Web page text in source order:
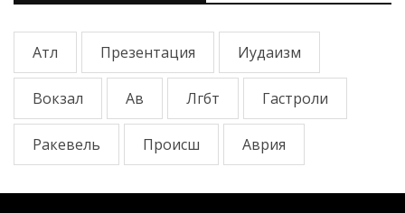
Атл Презентация Иудаизм
Вокзал Ав Лгбт Гастроли
Ракевель Происш Аврия